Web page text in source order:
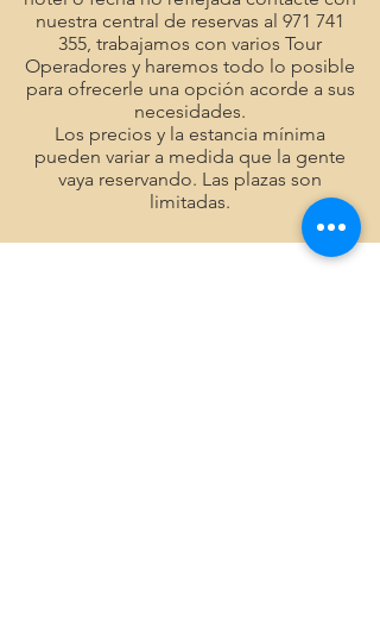
nuestra central de reservas al 971 741
355, trabajamos con varios Tour
Operadores y haremos todo lo posible
para ofrecerle una opción acorde a sus
necesidades.
Los precios y la estancia mínima
pueden variar a medida que la gente
vaya reservando. Las plazas son
limitadas.